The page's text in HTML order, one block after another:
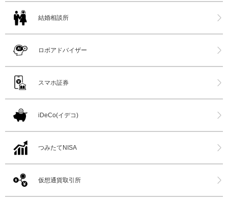
結婚相談所
ロボアドバイザー
スマホ証券
iDeCo(イデコ)
つみたてNISA
仮想通貨取引所